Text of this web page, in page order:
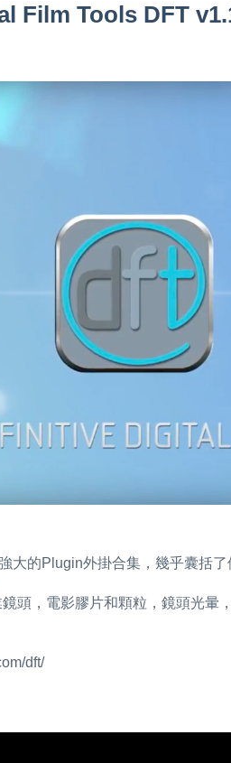
Film Tools DFT
大的Plugin外掛合集，幾乎囊括
頭，電影膠片和顆粒，鏡頭光暈
dft/